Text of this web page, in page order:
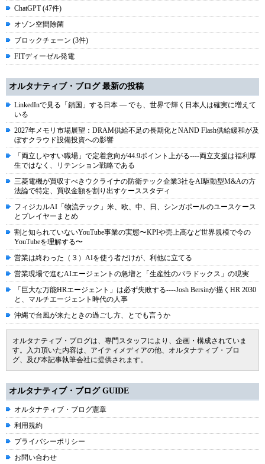
ChatGPT (47件)
オゾン空間除菌
ブロックチェーン (3件)
FITディーゼル発電
オルタナティブ・ブログ 最新の投稿
LinkedInで見る「鎖国」する日本 ― でも、世界で輝く日本人は確実に増えて
いる
2027年メモリ市場展望：DRAM供給不足の長期化とNAND Flash供給緩和が及
ぼすクラウド設備投資への影響
「両立しやすい職場」で定着意向が44.9ポイント上がる----両立支援は福利厚
生ではなく、リテンション戦略である
三菱電機が買収すべきウクライナの防衛テック企業3社をAI駆動型M&Aの方
法論で特定、買収金額を割り出すケーススタディ
フィジカルAI「物流テック」米、欧、中、日、シンガポールのユースケース
とプレイヤーまとめ
割と知られていないYouTube事業の実態〜KPIや売上高など世界規模で今の
YouTubeを理解する〜
営業は終わった（３）AIを使う者だけが、利他に立てる
営業現場で進むAIエージェントの急増と「生産性のパラドックス」の現実
「巨大な万能HRエージェント」は必ず失敗する----Josh Bersinが描くHR 2030
と、マルチエージェント時代の人事
沖縄で台風が来たときの過ごし方、とでも言うか
オルタナティブ・ブログは、専門スタッフにより、企画・構成されていま
す。入力頂いた内容は、アイティメディアの他、オルタナティブ・ブロ
グ、及び本記事執筆会社に提供されます。
オルタナティブ・ブログ GUIDE
オルタナティブ・ブログ憲章
利用規約
プライバシーポリシー
お問い合わせ